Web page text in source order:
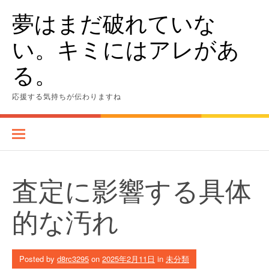
content夢はまだ破れていな
い。キミにはアレがあ
る。
応援する気持ちが伝わりますね
査定に影響する具体
的な汚れ
Posted by d8rc3295 on 2025年2月11日 in 未分類